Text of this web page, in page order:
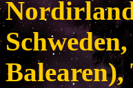
Balearen),